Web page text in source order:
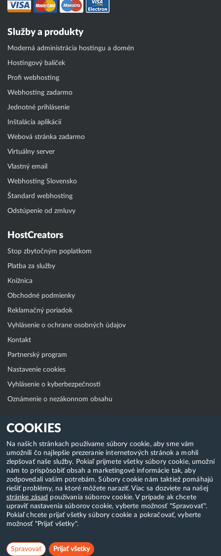
COOKIES
Na našich stránkach používame súbory cookie, aby sme vám
umožnili čo najlepšie prezeranie internetových stránok a mohli
zlepšovať naše služby. Pokiaľ prijmete všetky súbory cookie, umožní
nám to prispôsobiť obsah a marketingové informácie tak, aby
zodpovedali vašim potrebám. Súbory cookie nám taktiež pomáhajú
riešiť problémy, na ktoré môžete naraziť. Viac sa dozviete na našej
stránke zásad používania súborov cookie. V prípade ak chcete
upraviť nastavenia súborov cookie, vyberte možnosť "Spravovať".
Pokiaľ chcete prijať všetky súbory cookie a pokračovať, vyberte
možnosť "Prijať všetky".
Spravovať Prijať všetky
Služby a produkty
Moderná administrácia hostingu a domén
Hostingový balíček
Profi webhosting
Webhosting zadarmo
Jednotné prihlásenie
Inštalácia aplikácií
Webová stránka zadarmo
Virtuálny server
Vlastný email
Webhosting Slovensko
Štandard webhosting
Odstúpenie od zmluvy
HostCreators
Stop zbytočným poplatkom
Platba za služby
Knižnica
Obchodné podmienky
Reklamačný poriadok
Vyhlásenie o ochrane osobných údajov
Kontakt
Partnerský program
Nastavenie cookies
Vyhlásenie o kyberbezpečnosti
Oznámenie o nezákonnom obsahu
Klientská zóna
WebAdmin
WebMail
Zmena hesla (E-mail, FTP, SSH)
Webhosting
Domény
Copyright & 2018-2026 HostCreators. Všetky práva vyhradené